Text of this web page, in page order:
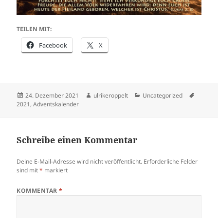
TEILEN MIT:
Facebook X
Veröffentlicht
am
24. Dezember 2021 Autor
ulrikeroppelt Kategorien
Uncategorized
2021,Adventskalender
Schreibe einen Kommentar
Deine E-Mail-Adresse wird nicht veröffentlicht. Erforderliche Felder
sind mit* markiert
KOMMENTAR*